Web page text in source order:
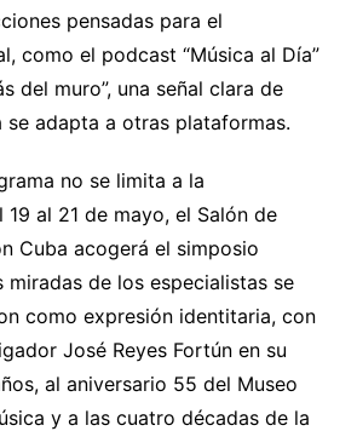
pensadas para el
como el podcast “Música al Día”
del muro”, una señal clara de
adapta a otras plataformas.
no se limita a la
al 21 de mayo, el Salón de
Cuba acogerá el simposio
miradas de los especialistas se
como expresión identitaria, con
José Reyes Fortún en su
al aniversario 55 del Museo
y a las cuatro décadas de la